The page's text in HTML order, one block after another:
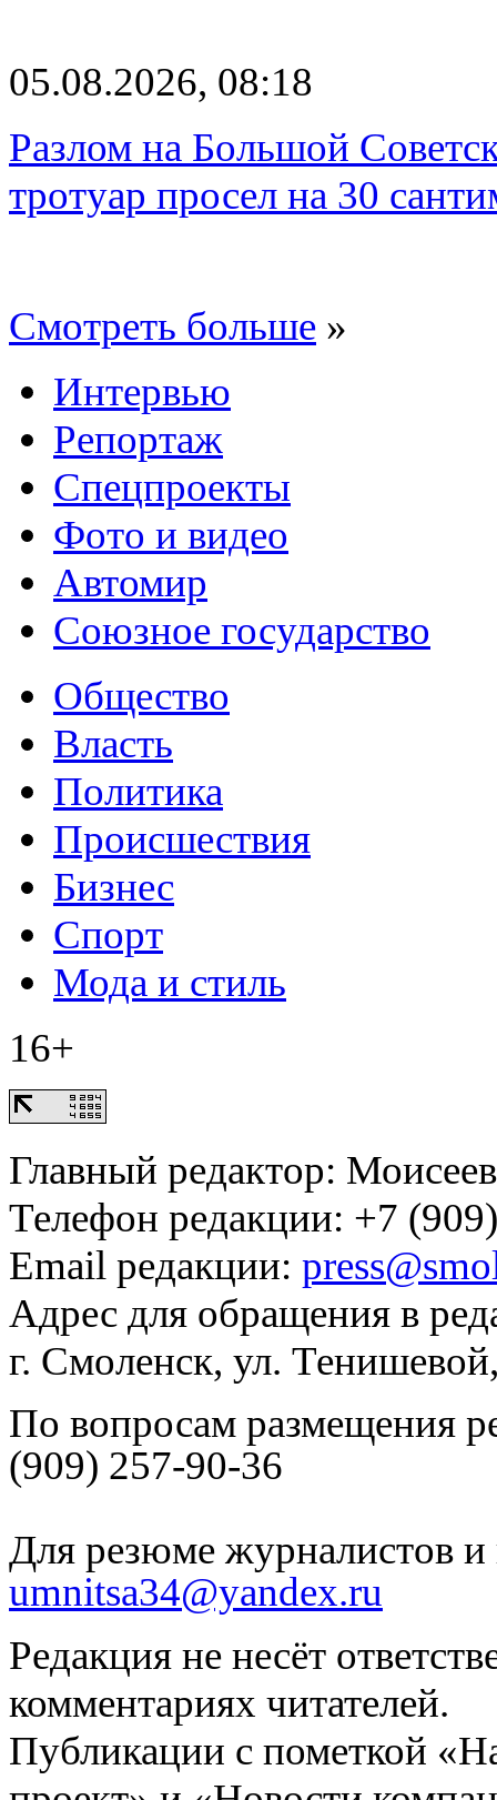
05.08.2026, 08:18
Разлом на Большой
тротуар просел на 30
Смотреть больше »
Интервью
Репортаж
Спецпроекты
Фото и видео
Автомир
Союзное государство
Общество
Власть
Политика
Происшествия
Бизнес
Спорт
Мода и стиль
16+
Главный редактор:
Телефон редакции: +7
Email редакции:
Адрес для обращения в
г. Смоленск, ул.
По вопросам размещения
(909) 257-90-36
Для резюме журналистов и
umnitsa34@yandex.ru
Редакция не несёт
комментариях читателей.
Публикации с пометкой